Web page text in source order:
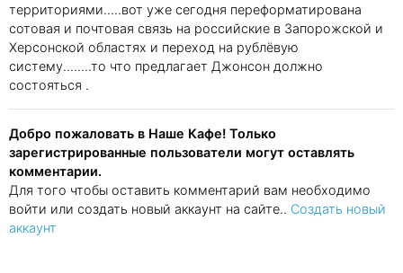
территориями.....вот уже сегодня переформатирована
сотовая и почтовая связь на российские в Запорожской и
Херсонской областях и переход на рублёвую
систему........то что предлагает Джонсон должно
состояться .
Добро пожаловать в Наше Кафе! Только
зарегистрированные пользователи могут оставлять
комментарии.
Для того чтобы оставить комментарий вам необходимо
войти или создать новый аккаунт на сайте.. Создать новый
аккаунт